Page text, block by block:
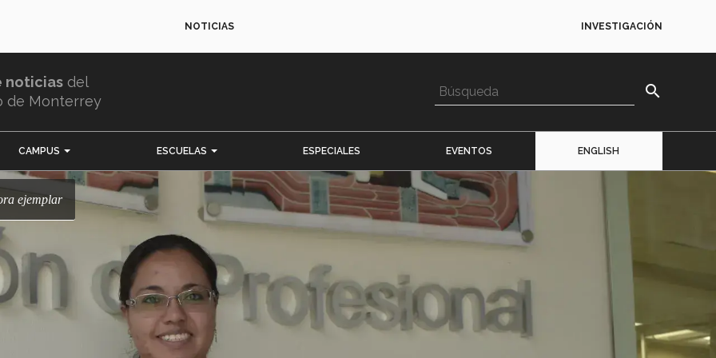
NOTICIAS INVESTIGACIÓN
noticias del
de Monterrey
search
CAMPUS ESCUELAS ESPECIALES EVENTOS ENGLISH
ejemplar